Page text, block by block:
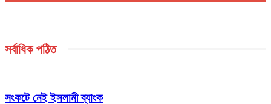
সর্বাধিক পঠিত
সংকটে নেই ইসলামী ব্যাংক